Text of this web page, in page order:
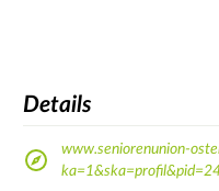
Details
www.seniorenunion-